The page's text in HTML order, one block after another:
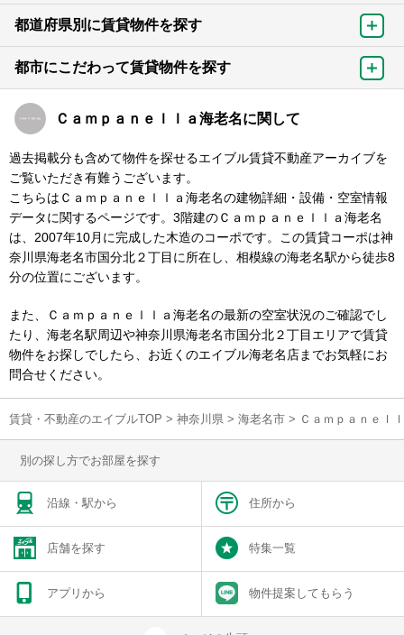
都道府県別に賃貸物件を探す
都市にこだわって賃貸物件を探す
Ｃａｍｐａｎｅｌｌａ海老名に関して
過去掲載分も含めて物件を探せるエイブル賃貸不動産アーカイブを
ご覧いただき有難うございます。
こちらはＣａｍｐａｎｅｌｌａ海老名の建物詳細・設備・空室情報
データに関するページです。3階建のＣａｍｐａｎｅｌｌａ海老名
は、2007年10月に完成した木造のコーポです。この賃貸コーポは神
奈川県海老名市国分北２丁目に所在し、相模線の海老名駅から徒歩8
分の位置にございます。
また、Ｃａｍｐａｎｅｌｌａ海老名の最新の空室状況のご確認でし
たり、海老名駅周辺や神奈川県海老名市国分北２丁目エリアで賃貸
物件をお探しでしたら、お近くのエイブル海老名店までお気軽にお
問合せください。
賃貸・不動産のエイブルTOP > 神奈川県 > 海老名市 > Ｃａｍｐａｎｅｌ
別の探し方でお部屋を探す
沿線・駅から 住所から
店舗を探す 特集一覧
アプリから 物件提案してもらう